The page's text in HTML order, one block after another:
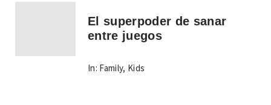
El superpoder de sanar
entre juegos
In: Family, Kids